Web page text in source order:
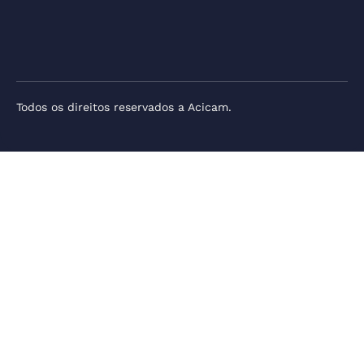
Todos os direitos reservados a Acicam.